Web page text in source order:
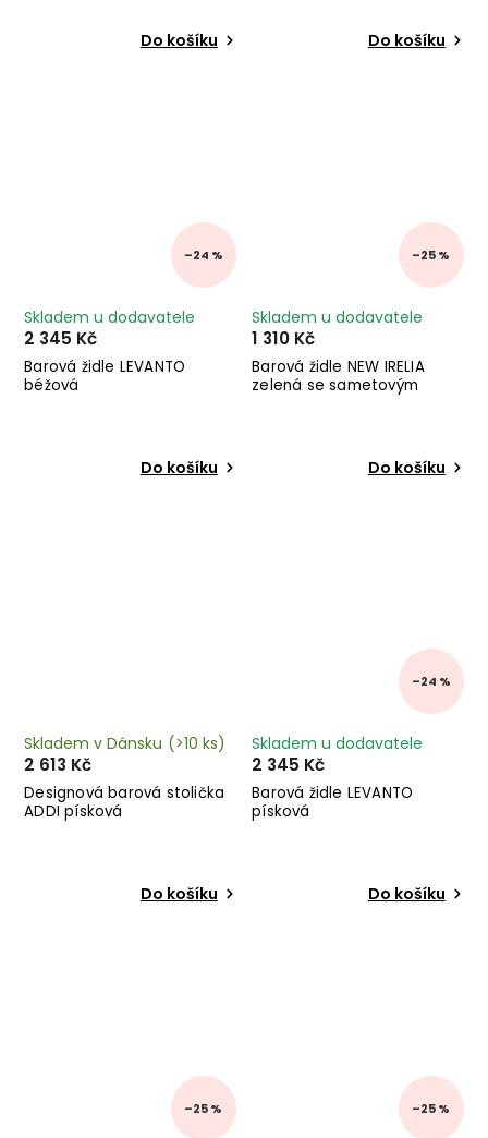
Do košíku Do košíku
–24 %
Barová židle LEVANTO
béžová
Skladem u dodavatele
2 345 Kč
Do košíku
–25 %
Barová židle NEW IRELIA
zelená se sametovým
Skladem u dodavatele
1 310 Kč
Do košíku
Designová barová stolička
ADDI písková
Skladem v Dánsku (>10 ks)
2 613 Kč
Do košíku
–24 %
Barová židle LEVANTO
písková
Skladem u dodavatele
2 345 Kč
Do košíku
–25 % –25 %